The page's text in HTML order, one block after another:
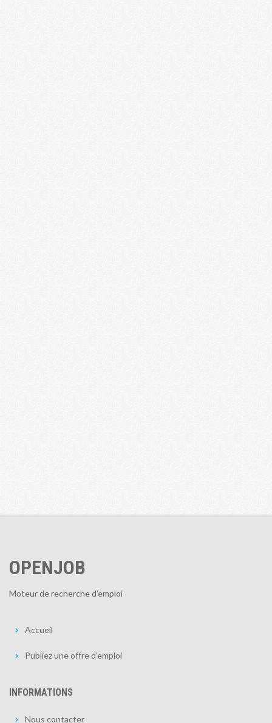
OPENJOB
Moteur de recherche d'emploi
Accueil
Publiez une offre d'emploi
INFORMATIONS
Nous contacter